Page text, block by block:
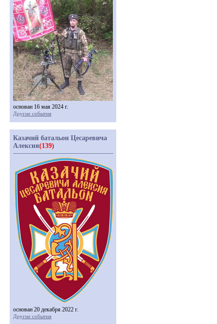
основан 16 мая 2024 г.
Другие события
Казачий батальон Цесаревича
Алексия(139)
основан 20 декабря 2022 г.
Другие события